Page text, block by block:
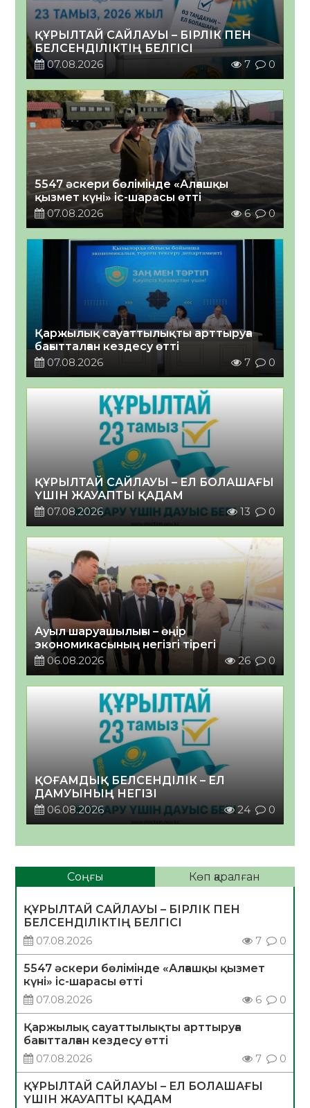
ҚҰРЫЛТАЙ САЙЛАУЫ – БІРЛІК ПЕН
БЕЛСЕНДІЛІКТІҢ БЕЛГІСІ
07.08.2026
7 0
5547 әскери бөлімінде «Алғашқы
қызмет күні» іс-шарасы өтті
07.08.2026
6 0
Қаржылық сауаттылықты арттыруға
бағытталған кездесу өтті
07.08.2026
7 0
ҚҰРЫЛТАЙ САЙЛАУЫ – ЕЛ БОЛАШАҒЫ
ҮШІН ЖАУАПТЫ ҚАДАМ
07.08.2026
13 0
Ауыл шаруашылығы – өңір
экономикасының негізгі тірегі
06.08.2026
26 0
ҚОҒАМДЫҚ БЕЛСЕНДІЛІК – ЕЛ
ДАМУЫНЫҢ НЕГІЗІ
06.08.2026
24 0
Соңғы Көп қаралған
ҚҰРЫЛТАЙ САЙЛАУЫ – БІРЛІК ПЕН
БЕЛСЕНДІЛІКТІҢ БЕЛГІСІ
07.08.2026
7 0
5547 әскери бөлімінде «Алғашқы қызмет
күні» іс-шарасы өтті
07.08.2026
6 0
Қаржылық сауаттылықты арттыруға
бағытталған кездесу өтті
07.08.2026
7 0
ҚҰРЫЛТАЙ САЙЛАУЫ – ЕЛ БОЛАШАҒЫ
ҮШІН ЖАУАПТЫ ҚАДАМ